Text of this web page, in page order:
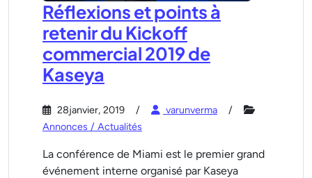
Réflexions et points à
retenir du Kickoff
commercial 2019 de
Kaseya
28janvier, 2019
varunverma
Annonces / Actualités
La conférence de Miami est le premier grand
événement interne organisé par Kaseya